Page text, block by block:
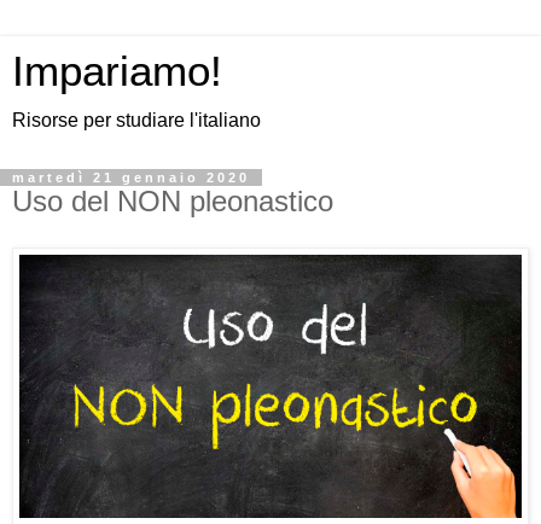
Impariamo!
Risorse per studiare l'italiano
martedì 21 gennaio 2020
Uso del NON pleonastico